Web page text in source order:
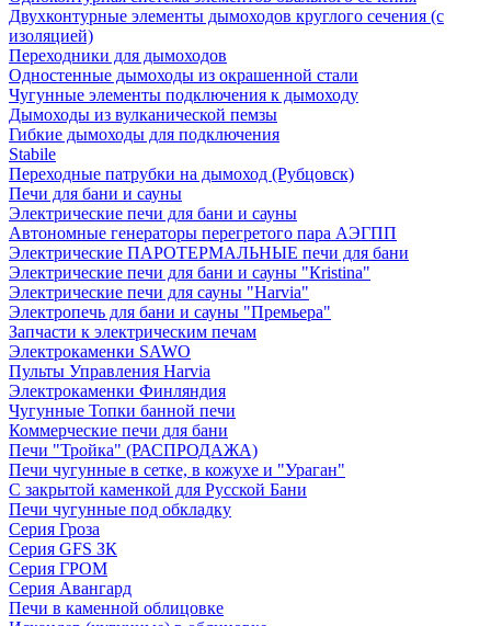
Двухконтурные элементы дымоходов круглого сечения (с
изоляцией)
Переходники для дымоходов
Одностенные дымоходы из окрашенной стали
Чугунные элементы подключения к дымоходу
Дымоходы из вулканической пемзы
Гибкие дымоходы для подключения
Stabile
Переходные патрубки на дымоход (Рубцовск)
Печи для бани и сауны
Электрические печи для бани и сауны
Автономные генераторы перегретого пара АЭГПП
Электрические ПАРОТЕРМАЛЬНЫЕ печи для бани
Электрические печи для бани и сауны "Кristina"
Электрические печи для сауны "Harvia"
Электропечь для бани и сауны "Премьера"
Запчасти к электрическим печам
Электрокаменки SAWO
Пульты Управления Harvia
Электрокаменки Финляндия
Чугунные Топки банной печи
Коммерческие печи для бани
Печи "Тройка" (РАСПРОДАЖА)
Печи чугунные в сетке, в кожухе и "Ураган"
С закрытой каменкой для Русской Бани
Печи чугунные под обкладку
Серия Гроза
Серия GFS ЗК
Серия ГРОМ
Серия Авангард
Печи в каменной облицовке